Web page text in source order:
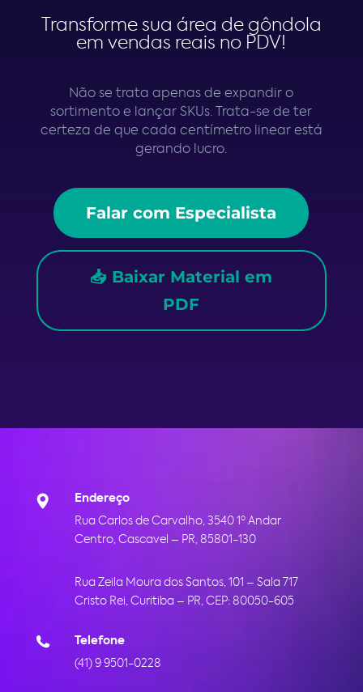
Transforme sua área de gôndola
em vendas reais no PDV!
Não se trata apenas de expandir o
sortimento e lançar SKUs. Trata-se de ter
certeza de que cada centímetro linear está
gerando lucro.
Falar com Especialista
📥 Baixar Material em
PDF
Endereço
Rua Carlos de Carvalho, 3540 1º Andar
Centro, Cascavel – PR, 85801-130
Rua Zeila Moura dos Santos, 101 – Sala 717
Cristo Rei, Curitiba – PR, CEP: 80050-605
Telefone
(41) 9 9501-0228